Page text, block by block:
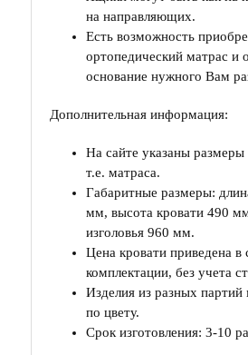
на направляющих.
Есть возможность
ортопедический матрас и
основание нужного Вам
Дополнительная информация:
На сайте указаны размеры
т.е. матраса.
Габаритные размеры:
мм, высота кровати 490
изголовья 960 мм.
Цена кровати приведена в
комплектации, без учета
Изделия из разных партий
по цвету.
Срок изготовления: 3-10